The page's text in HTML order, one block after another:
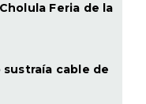
Feria de la
sustraía cable de